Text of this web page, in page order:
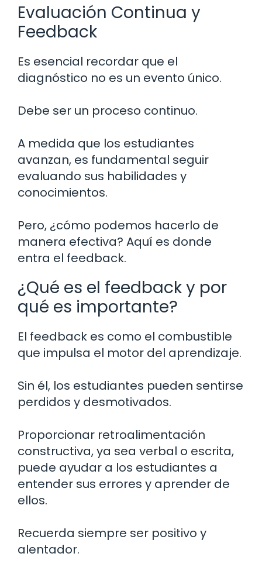
Evaluación Continua y
Feedback
Es esencial recordar que el
diagnóstico no es un evento único.
Debe ser un proceso continuo.
A medida que los estudiantes
avanzan, es fundamental seguir
evaluando sus habilidades y
conocimientos.
Pero, ¿cómo podemos hacerlo de
manera efectiva? Aquí es donde
entra el feedback.
¿Qué es el feedback y por
qué es importante?
El feedback es como el combustible
que impulsa el motor del aprendizaje.
Sin él, los estudiantes pueden sentirse
perdidos y desmotivados.
Proporcionar retroalimentación
constructiva, ya sea verbal o escrita,
puede ayudar a los estudiantes a
entender sus errores y aprender de
ellos.
Recuerda siempre ser positivo y
alentador.